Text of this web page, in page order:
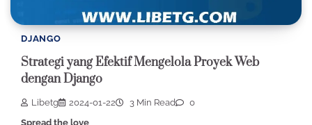
DJANGO
Strategi yang Efektif Mengelola Proyek Web
dengan Django
Libetg 2024-01-22 3 Min Read
0
Spread the love